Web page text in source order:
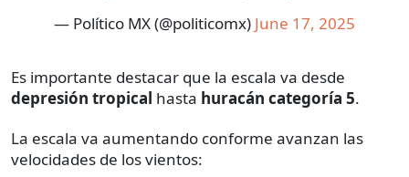
— Político MX (@politicomx) June 17, 2025
Es importante destacar que la escala va desde
depresión tropical hasta huracán categoría 5.
La escala va aumentando conforme avanzan las
velocidades de los vientos: